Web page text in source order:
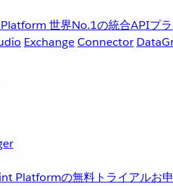
世界No.1の統合APIプ
ExchangeConnector
Platformの無料トライアルお